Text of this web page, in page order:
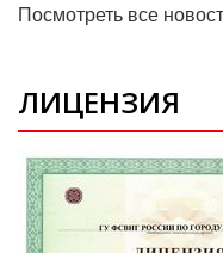
Посмотреть все
ЛИЦЕНЗИЯ